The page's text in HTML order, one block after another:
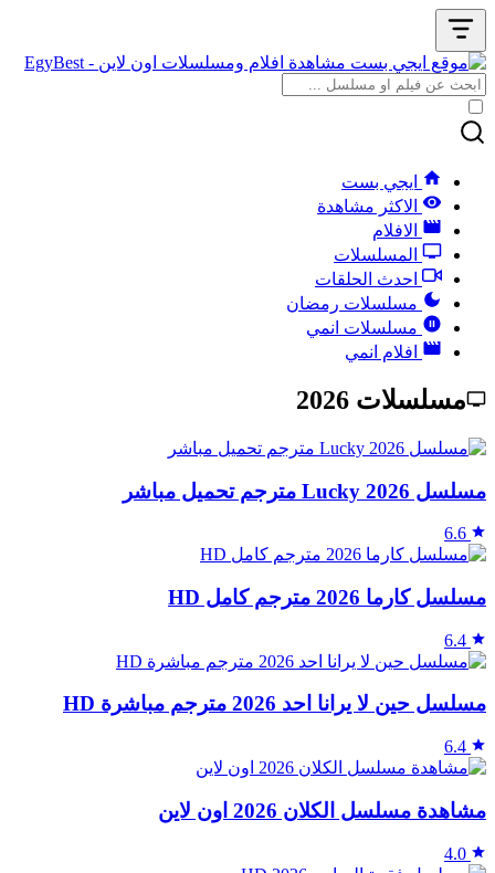
ايجي بست
الاكثر مشاهدة
الافلام
المسلسلات
احدث الحلقات
مسلسلات رمضان
مسلسلات انمي
افلام انمي
مسلسلات 2026
مسلسل Lucky 2026 مترجم تحميل مباشر
6.6
مسلسل كارما 2026 مترجم كامل HD
6.4
مسلسل حين لا يرانا احد 2026 مترجم مباشرة HD
6.4
مشاهدة مسلسل الكلان 2026 اون لاين
4.0